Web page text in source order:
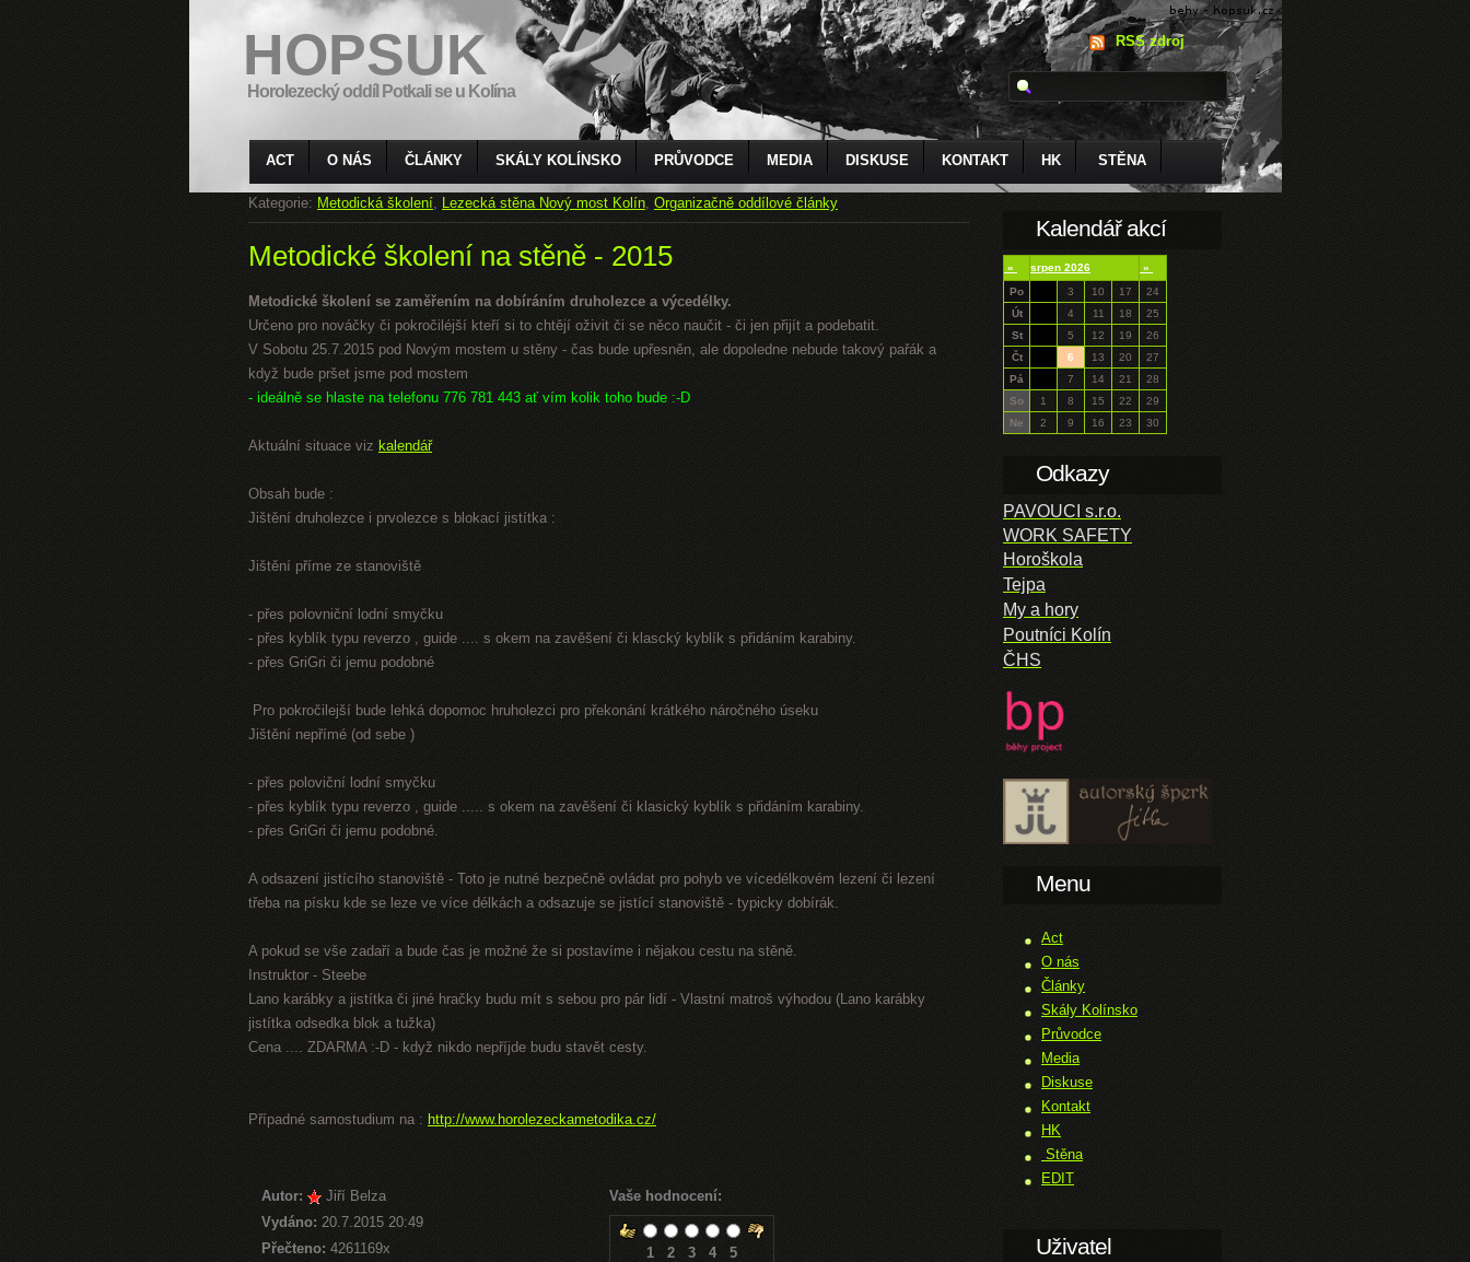
HOPSUK
Horolezecký oddíl Potkali se u Kolína
RSS zdroj
ACT O NÁS ČLÁNKY SKÁLY KOLÍNSKO PRŮVODCE MEDIA DISKUSE KONTAKT HK STĚNA
Kategorie: Metodická školení, Lezecká stěna Nový most Kolín,Organizačně oddílové články
Metodické školení na stěně - 2015
Metodické školení se zaměřením na dobíráním druholezce a výcedélky.
Určeno pro nováčky či pokročiléjší kteří si to chtějí oživit či se něco naučit - či jen přijít a podebatit.
V Sobotu 25.7.2015 pod Novým mostem u stěny - čas bude upřesněn, ale dopoledne nebude takový pařák a
když bude pršet jsme pod mostem
- ideálně se hlaste na telefonu 776 781 443 ať vím kolik toho bude :-D
Aktuální situace viz kalendář
Obsah bude :
Jištění druholezce i prvolezce s blokací jistítka :
Jištění příme ze stanoviště
- přes polovniční lodní smyčku
- přes kyblík typu reverzo , guide .... s okem na zavěšení či klascký kyblík s přidáním karabiny.
- přes GriGri či jemu podobné
Pro pokročilejší bude lehká dopomoc hruholezci pro překonání krátkého náročného úseku
Jištění nepřímé (od sebe )
- přes poloviční lodní smyčku
- přes kyblík typu reverzo , guide ..... s okem na zavěšení či klasický kyblík s přidáním karabiny.
- přes GriGri či jemu podobné.
A odsazení jistícího stanoviště - Toto je nutné bezpečně ovládat pro pohyb ve vícedélkovém lezení či lezení
třeba na písku kde se leze ve více délkách a odsazuje se jistící stanoviště - typicky dobírák.
A pokud se vše zadaří a bude čas je možné že si postavíme i nějakou cestu na stěně.
Instruktor - Steebe
Lano karábky a jistítka či jiné hračky budu mít s sebou pro pár lidí - Vlastní matroš výhodou (Lano karábky
jistítka odsedka blok a tužka)
Cena .... ZDARMA :-D - když nikdo nepříjde budu stavět cesty.
Případné samostudium na : http://www.horolezeckametodika.cz/
Autor:
Jiří Belza
Vydáno: 20.7.2015 20:49
Přečteno: 4261169x
Vaše hodnocení:
1 2 3 4 5
Kalendář akcí
« srpen 2026
»
Po
3 10 17
24
Út
4 11 18
25
St
5 12 19
26
Čt
6 13 20
27
Pá
7 14 21
28
So
1 8 15 22
29
Ne
2 9 16 23 30
Odkazy
PAVOUCI s.r.o.
WORK SAFETY
Horoškola
Tejpa
My a hory
Poutníci Kolín
ČHS
Menu
Act
O nás
Články
Skály Kolínsko
Průvodce
Media
Diskuse
Kontakt
HK
Stěna
EDIT
Uživatel